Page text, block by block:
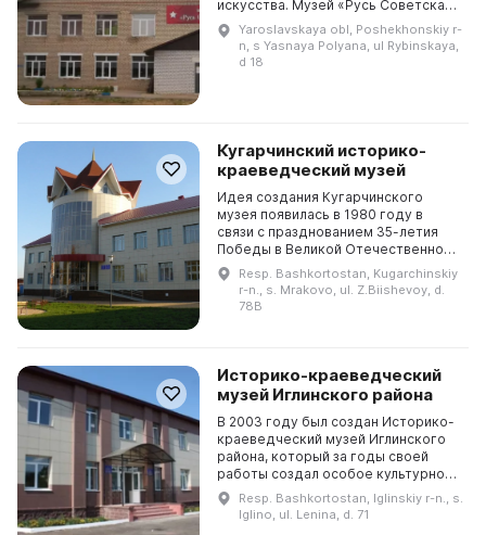
искусства. Музей «Русь Советская»
предлагает настоящее
путешествие в прошлое, даря всем
посетителям незабываемые...
Yaroslavskaya obl, Poshekhonskiy r-
n, s Yasnaya Polyana, ul Rybinskaya,
d 18
Кугарчинский историко-
краеведческий музей
Идея создания Кугарчинского
музея появилась в 1980 году в
связи с празднованием 35-летия
Победы в Великой Отечественной
войне. Сегодня музей
представляет собой современное
хранилище истории края, кото...
Resp. Bashkortostan, Kugarchinskiy
r-n., s. Mrakovo, ul. Z.Biishevoy, d.
78B
Историко-краеведческий
музей Иглинского района
В 2003 году был создан Историко-
краеведческий музей Иглинского
района, который за годы своей
работы создал особое культурное
пространство. Здесь
осуществляется хранение
музейных предметов, проводится ...
Resp. Bashkortostan, Iglinskiy r-n., s.
Iglino, ul. Lenina, d. 71